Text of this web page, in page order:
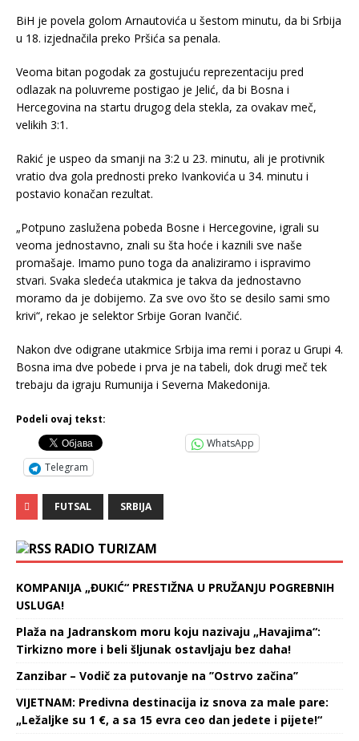
BiH je povela golom Arnautovića u šestom minutu, da bi Srbija
u 18. izjednačila preko Pršića sa penala.
Veoma bitan pogodak za gostujuću reprezentaciju pred
odlazak na poluvreme postigao je Jelić, da bi Bosna i
Hercegovina na startu drugog dela stekla, za ovakav meč,
velikih 3:1.
Rakić je uspeo da smanji na 3:2 u 23. minutu, ali je protivnik
vratio dva gola prednosti preko Ivankovića u 34. minutu i
postavio konačan rezultat.
„Potpuno zaslužena pobeda Bosne i Hercegovine, igrali su
veoma jednostavno, znali su šta hoće i kaznili sve naše
promašaje. Imamo puno toga da analiziramo i ispravimo
stvari. Svaka sledeća utakmica je takva da jednostavno
moramo da je dobijemo. Za sve ovo što se desilo sami smo
krivi“, rekao je selektor Srbije Goran Ivančić.
Nakon dve odigrane utakmice Srbija ima remi i poraz u Grupi 4.
Bosna ima dve pobede i prva je na tabeli, dok drugi meč tek
trebaju da igraju Rumunija i Severna Makedonija.
Podeli ovaj tekst:
WhatsApp
Telegram
FUTSAL SRBIJA
RADIO TURIZAM
KOMPANIJA „ĐUKIĆ“ PRESTIŽNA U PRUŽANJU POGREBNIH
USLUGA!
Plaža na Jadranskom moru koju nazivaju „Havajima“:
Tirkizno more i beli šljunak ostavljaju bez daha!
Zanzibar – Vodič za putovanje na ’’Ostrvo začina’’
VIJETNAM: Predivna destinacija iz snova za male pare:
„Ležaljke su 1 €, a sa 15 evra ceo dan jedete i pijete!“